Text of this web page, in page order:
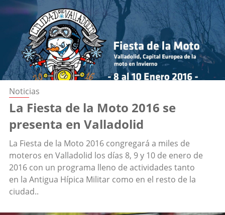
Noticias
La Fiesta de la Moto 2016 se
presenta en Valladolid
La Fiesta de la Moto 2016 congregará a miles de
moteros en Valladolid los días 8, 9 y 10 de enero de
2016 con un programa lleno de actividades tanto
en la Antigua Hípica Militar como en el resto de la
ciudad..